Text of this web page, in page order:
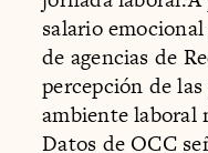
salario
de agencias de
percepción de
ambiente laboral
Datos de OCC